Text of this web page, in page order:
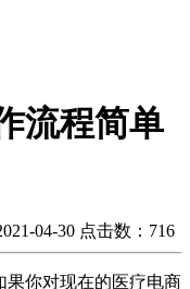
流程简单
04-30 点击数： 716
果你对现在的医疗电商